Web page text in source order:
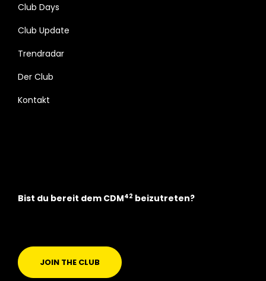
Club Days
Club Update
Trendradar
Der Club
Kontakt
Bist du bereit dem CDM42 beizutreten?
JOIN THE CLUB